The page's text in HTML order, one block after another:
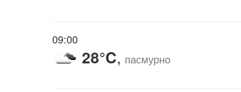
09:00
28°C, пасмурно